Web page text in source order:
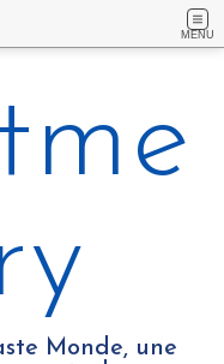
MENU
Monde, une